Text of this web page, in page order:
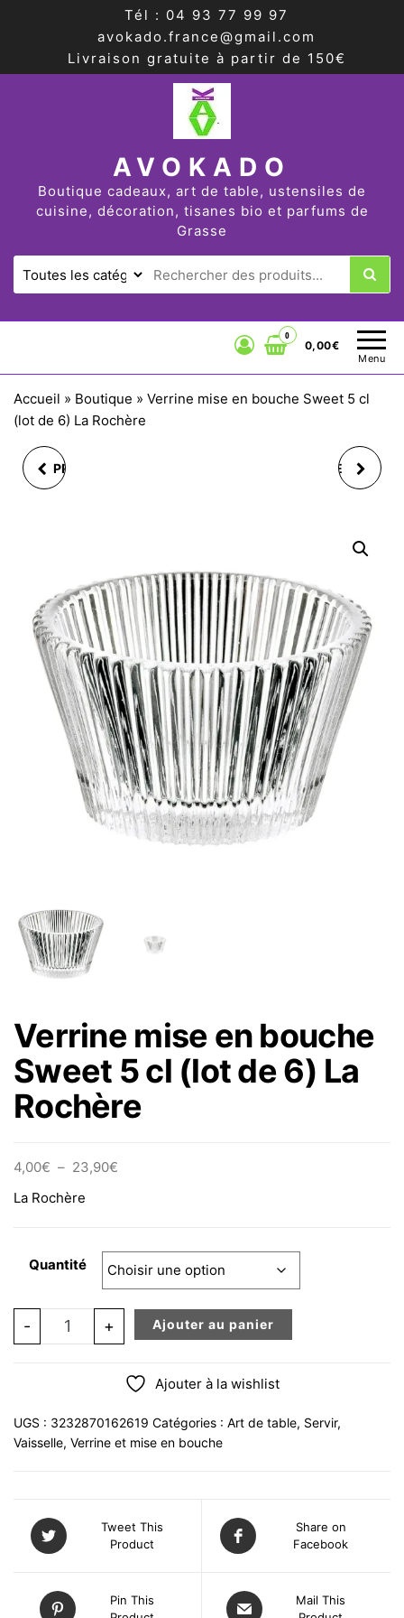
Tél : 04 93 77 99 97
avokado.france@gmail.com
Livraison gratuite à partir de 150€
AVOKADO
Boutique cadeaux, art de table, ustensiles de
cuisine, décoration, tisanes bio et parfums de
Grasse
Menu
0
0,00€
Accueil » Boutique » Verrine mise en bouche Sweet 5 cl
(lot de 6) La Rochère
PRÉSENTOIR SUPPORT CHEMIN DE TABLE DE
ROUGE, 3 ASS,
28X200CM
Verrine mise en bouche
Sweet 5 cl (lot de 6) La
Rochère
4,00€ – 23,90€
La Rochère
Quantité
- quantité de Verrine mise en bouche Sweet 5 cl (lot de
+ Ajouter au panier
Ajouter à la wishlist
UGS : 3232870162619 Catégories : Art de table, Servir,
Vaisselle, Verrine et mise en bouche
Tweet This
Product
Share on
Facebook
Pin This
Mail This